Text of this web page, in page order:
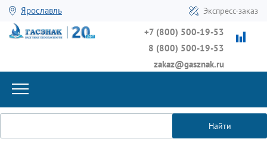
Ярославль Экспресс-заказ
+7 (800) 500-19-53
8 (800) 500-19-53
zakaz@gasznak.ru
Найти